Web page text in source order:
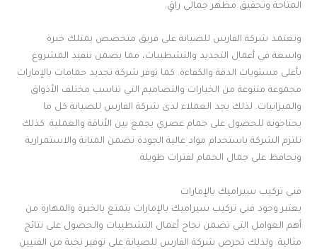
المتاحة وتحقيق مظهر جمالي راقٍ.
وتعتمد شركة الفارس للصيانة على فريق متخصص يمتلك خبرة
واسعة في أعمال التجديد والتشطيبات، مما يضمن تنفيذ المشروع
بأعلى مستويات الدقة والكفاءة. كما توفر شركة تجديد حمامات بالإمارات
مجموعة متنوعة من الخيارات والتصاميم التي تناسب مختلف الأذواق
والميزانيات. لذلك يجد العملاء لدى شركة الفارس للصيانة كل ما
يحتاجونه للحصول على حمام عصري يجمع بين الأناقة والعملية. كذلك
تلتزم الشركة باستخدام مواد عالية الجودة تضمن المتانة والاستمرارية
وتحافظ على جمال الحمام لفترات طويلة.
فني تركيب سيراميك بالإمارات
يعتبر وجود فني تركيب سيراميك بالإمارات يتمتع بالخبرة والمهارة من
أهم العوامل التي تضمن نجاح أعمال التشطيبات والحصول على نتائج
مثالية. ولذلك تحرص شركة الفارس للصيانة على توفير نخبة من الفنيين